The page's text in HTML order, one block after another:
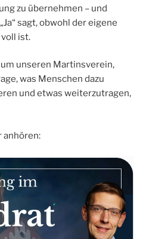
zu übernehmen – und
sagt, obwohl der eigene
ist.
unseren Martinsverein,
was Menschen dazu
und etwas weiterzutragen,
anhören: